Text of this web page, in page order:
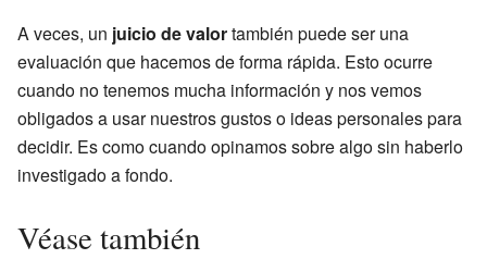
A veces, un juicio de valortambién puede ser una
evaluación que hacemos de forma rápida. Esto ocurre
cuando no tenemos mucha información y nos vemos
obligados a usar nuestros gustos o ideas personales para
decidir. Es como cuando opinamos sobre algo sin haberlo
investigado a fondo.
Véase también